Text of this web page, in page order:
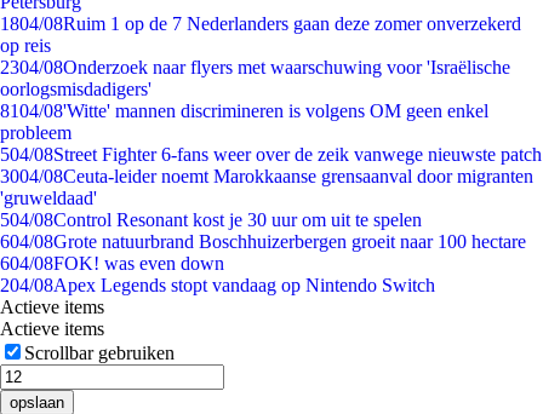
1804/08Ruim 1 op de 7 Nederlanders gaan deze zomer onverzekerd
op reis
2304/08Onderzoek naar flyers met waarschuwing voor 'Israëlische
oorlogsmisdadigers'
8104/08'Witte' mannen discrimineren is volgens OM geen enkel
probleem
504/08Street Fighter 6-fans weer over de zeik vanwege nieuwste patch
3004/08Ceuta-leider noemt Marokkaanse grensaanval door migranten
'gruweldaad'
504/08Control Resonant kost je 30 uur om uit te spelen
604/08Grote natuurbrand Boschhuizerbergen groeit naar 100 hectare
604/08FOK! was even down
204/08Apex Legends stopt vandaag op Nintendo Switch
Actieve items
Actieve items
Scrollbar gebruiken
opslaan